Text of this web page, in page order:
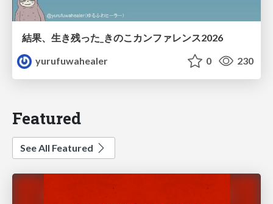
結果、生き残った_きのこカンファレンス2026
yurufuwahealer
0 230
Featured
See All Featured